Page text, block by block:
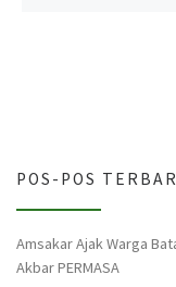
POS-POS
Amsakar Ajak Warga
Akbar PERMASA